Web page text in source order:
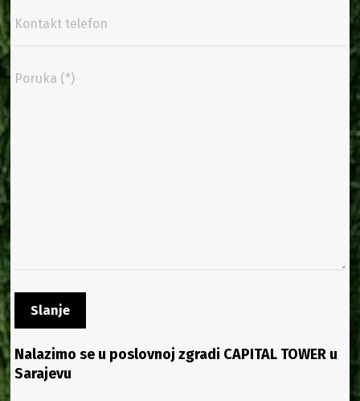
Nalazimo se u poslovnoj zgradi CAPITAL TOWER u
Sarajevu